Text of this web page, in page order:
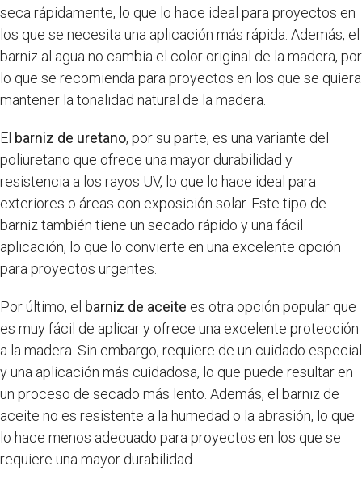
seca rápidamente, lo que lo hace ideal para proyectos en
los que se necesita una aplicación más rápida. Además, el
barniz al agua no cambia el color original de la madera, por
lo que se recomienda para proyectos en los que se quiera
mantener la tonalidad natural de la madera.
El barniz de uretano, por su parte, es una variante del
poliuretano que ofrece una mayor durabilidad y
resistencia a los rayos UV, lo que lo hace ideal para
exteriores o áreas con exposición solar. Este tipo de
barniz también tiene un secado rápido y una fácil
aplicación, lo que lo convierte en una excelente opción
para proyectos urgentes.
Por último, el barniz de aceite es otra opción popular que
es muy fácil de aplicar y ofrece una excelente protección
a la madera. Sin embargo, requiere de un cuidado especial
y una aplicación más cuidadosa, lo que puede resultar en
un proceso de secado más lento. Además, el barniz de
aceite no es resistente a la humedad o la abrasión, lo que
lo hace menos adecuado para proyectos en los que se
requiere una mayor durabilidad.